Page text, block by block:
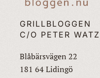
GRILLBLOGGEN
C/O PETER
Blåbärsvägen 22
181 64 Lidingö